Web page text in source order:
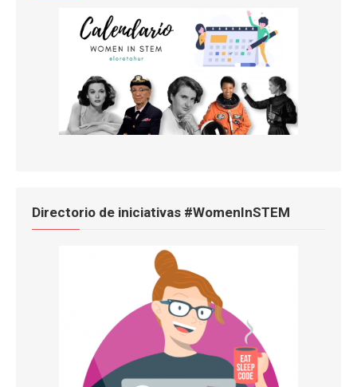
Directorio de iniciativas #WomenInSTEM